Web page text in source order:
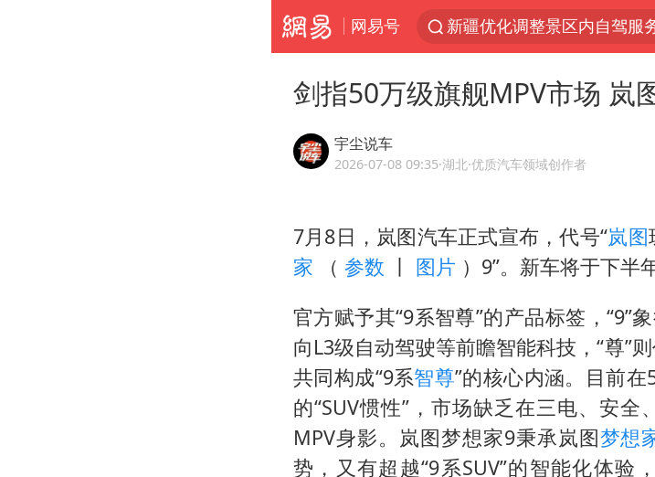
网易号
新疆优化调整景区内自驾服
茅台部分直营店飞天茅台提
泰国初中生饮弹自尽前开了
几元成本的AI广告导致千万
老挝国会主席赛宋蓬逝世
夏日经济乘“热”而上 消费市
白海豚将正面袭击贯穿浙江
酒店回应车内过夜被收150元
黄金牛市回来了吗
酒店花洒现排泄物住客索赔
剑指50万级旗舰MPV市场 岚
宇尘说车
2026-07-08 09:35·湖北·优质汽车领域创作者
7月8日，岚图汽车正式宣布，代号“岚图
家
（ 参数 丨 图片 ）9”。新车将于下半
官方赋予其“9系智尊”的产品标签，“9”
向L3级自动驾驶等前瞻智能科技，“尊”
共同构成“9系智尊”的核心内涵。目前
的“SUV惯性”，市场缺乏在三电、安
MPV身影。岚图梦想家9秉承岚图梦想
势，又有超越“9系SUV”的智能化体验